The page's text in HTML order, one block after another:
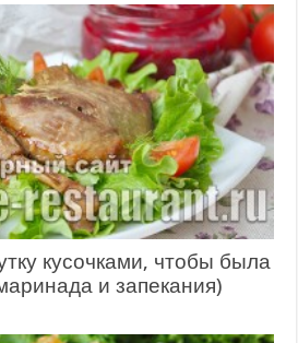
кусочками, чтобы была
и запекания)